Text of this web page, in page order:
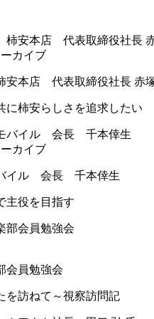
カイブ
安本店 代表取締役社長 赤
に柿安らしさを追求したい
カイブ
バイル 会長 千本倖生
主役を目指す
会員勉強会
を訪ねて～視察訪問記